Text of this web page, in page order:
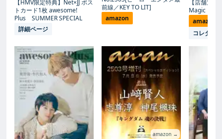
【HMV限定特典】Net×JJ ポス
トカード1枚 awesome!
Plus SUMMER SPECIAL
詳細ページ
前線／KEY TO LIT]
amazon
amazon →
【店舗別
Magic
amazon
コレタメ